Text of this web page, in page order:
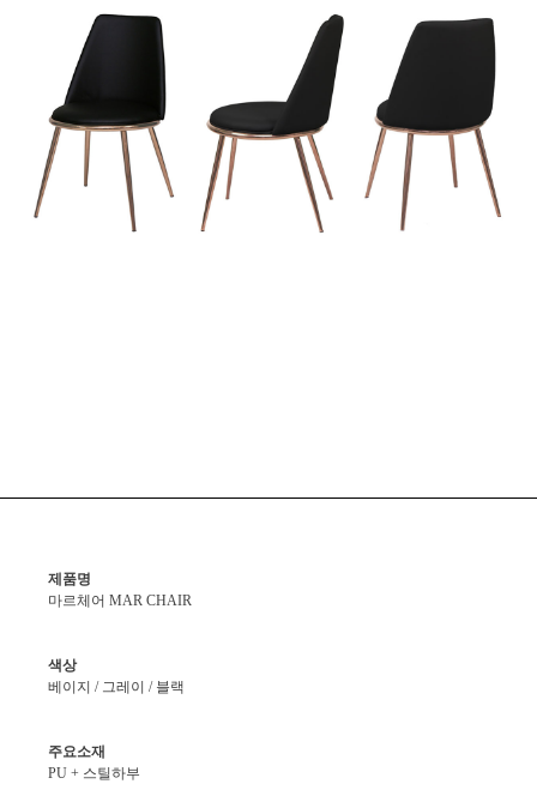
제품명
마르체어 MAR CHAIR
색상
베이지 / 그레이 / 블랙
주요소재
PU + 스틸하부